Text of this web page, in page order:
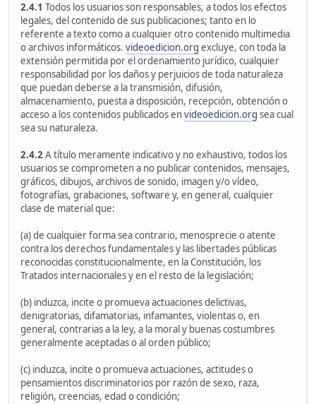
2.4.1 Todos los usuarios son responsables, a todos los efectos
legales, del contenido de sus publicaciones; tanto en lo
referente a texto como a cualquier otro contenido multimedia
o archivos informáticos. videoedicion.org excluye, con toda la
extensión permitida por el ordenamiento jurídico, cualquier
responsabilidad por los daños y perjuicios de toda naturaleza
que puedan deberse a la transmisión, difusión,
almacenamiento, puesta a disposición, recepción, obtención o
acceso a los contenidos publicados envideoedicion.org sea cual
sea su naturaleza.
2.4.2A título meramente indicativo y no exhaustivo, todos los
usuarios se comprometen a no publicar contenidos, mensajes,
gráficos, dibujos, archivos de sonido, imagen y/o vídeo,
fotografías, grabaciones, software y, en general, cualquier
clase de material que:
(a) de cualquier forma sea contrario, menosprecie o atente
contra los derechos fundamentales y las libertades públicas
reconocidas constitucionalmente, en la Constitución, los
Tratados internacionales y en el resto de la legislación;
(b) induzca, incite o promueva actuaciones delictivas,
denigratorias, difamatorias, infamantes, violentas o, en
general, contrarias a la ley, a la moral y buenas costumbres
generalmente aceptadas o al orden público;
(c) induzca, incite o promueva actuaciones, actitudes o
pensamientos discriminatorios por razón de sexo, raza,
religión, creencias, edad o condición;